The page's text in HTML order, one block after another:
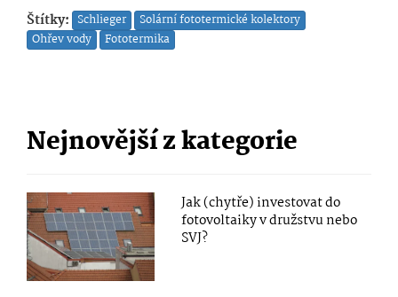
Štítky: Schlieger
Solární fototermické kolektory
Ohřev vody
Fototermika
Nejnovější z kategorie
Jak (chytře) investovat do
fotovoltaiky v družstvu nebo
SVJ?